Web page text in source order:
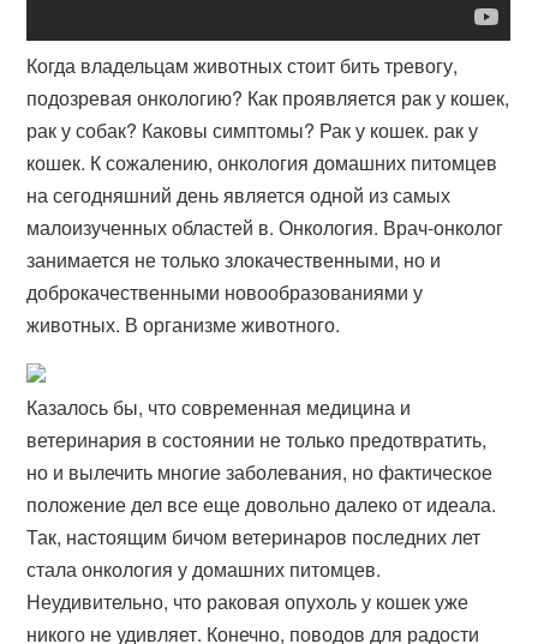
Когда владельцам животных стоит бить тревогу,
подозревая онкологию? Как проявляется рак у кошек,
рак у собак? Каковы симптомы? Рак у кошек. рак у
кошек. К сожалению, онкология домашних питомцев
на сегодняшний день является одной из самых
малоизученных областей в. Онкология. Врач-онколог
занимается не только злокачественными, но и
доброкачественными новообразованиями у
животных. В организме животного.
Казалось бы, что современная медицина и
ветеринария в состоянии не только предотвратить,
но и вылечить многие заболевания, но фактическое
положение дел все еще довольно далеко от идеала.
Так, настоящим бичом ветеринаров последних лет
стала онкология у домашних питомцев.
Неудивительно, что раковая опухоль у кошек уже
никого не удивляет. Конечно, поводов для радости